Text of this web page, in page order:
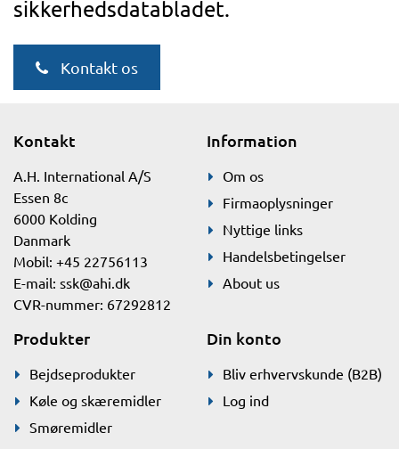
sikkerhedsdatabladet.
Kontakt os
Kontakt
A.H. International A/S
Essen 8c
6000 Kolding
Danmark
Mobil: +45 22756113
E-mail: ssk@ahi.dk
CVR-nummer: 67292812
Information
Om os
Firmaoplysninger
Nyttige links
Handelsbetingelser
About us
Produkter
Bejdseprodukter
Køle og skæremidler
Smøremidler
Din konto
Bliv erhvervskunde (B2B)
Log ind